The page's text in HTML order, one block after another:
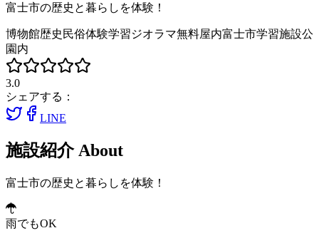
富士市の歴史と暮らしを体験！
博物館歴史 民俗体験学習ジオラマ無料屋内富士市学習施設公
園内
3.0
シェアする：
LINE
施設紹介 About
富士市の歴史と暮らしを体験！
雨でもOK